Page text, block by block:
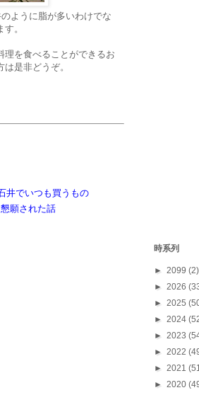
ように脂が多いわけでな
。
理を食べることができるお
是非どうぞ。
井でいつも買うもの
願された話
時系列
► 2099 (2)
► 2026
► 2025
► 2024
► 2023
► 2022
► 2021
► 2020